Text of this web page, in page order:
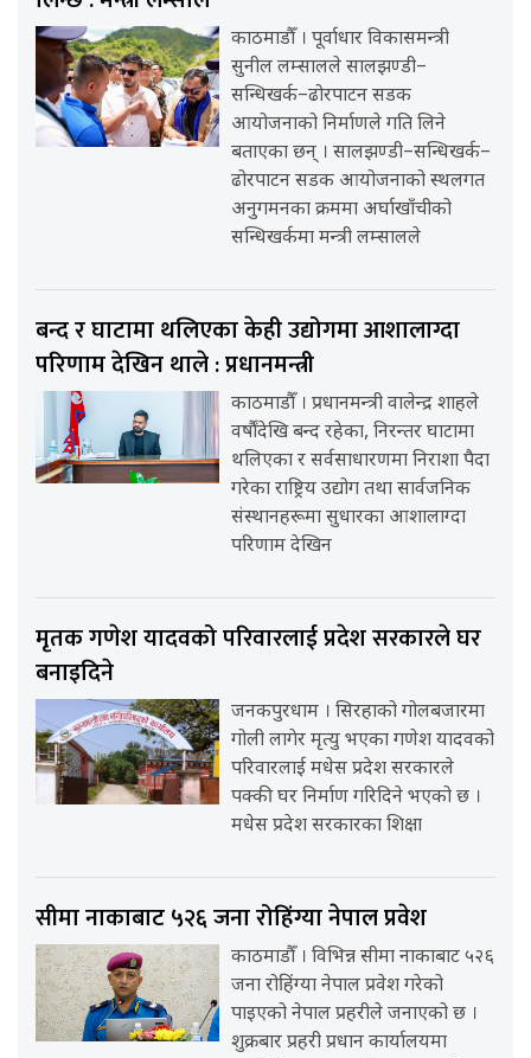
काठमाडौँ । पूर्वाधार विकासमन्त्री
सुनील लम्सालले सालझण्डी–
सन्धिखर्क–ढोरपाटन सडक
आयोजनाको निर्माणले गति लिने
बताएका छन् । सालझण्डी–सन्धिखर्क–
ढोरपाटन सडक आयोजनाको स्थलगत
अनुगमनका क्रममा अर्घाखाँचीको
सन्धिखर्कमा मन्त्री लम्सालले
बन्द र घाटामा थलिएका केही उद्योगमा आशालाग्दा
परिणाम देखिन थाले : प्रधानमन्त्री
काठमाडौँ । प्रधानमन्त्री वालेन्द्र शाहले
वर्षौंदेखि बन्द रहेका, निरन्तर घाटामा
थलिएका र सर्वसाधारणमा निराशा पैदा
गरेका राष्ट्रिय उद्योग तथा सार्वजनिक
संस्थानहरूमा सुधारका आशालाग्दा
परिणाम देखिन
मृतक गणेश यादवको परिवारलाई प्रदेश सरकारले घर
बनाइदिने
जनकपुरधाम । सिरहाको गोलबजारमा
गोली लागेर मृत्यु भएका गणेश यादवको
परिवारलाई मधेस प्रदेश सरकारले
पक्की घर निर्माण गरिदिने भएको छ ।
मधेस प्रदेश सरकारका शिक्षा
सीमा नाकाबाट ५२६ जना रोहिंग्या नेपाल प्रवेश
काठमाडौँ । विभिन्न सीमा नाकाबाट ५२६
जना रोहिंग्या नेपाल प्रवेश गरेको
पाइएको नेपाल प्रहरीले जनाएको छ ।
शुक्रबार प्रहरी प्रधान कार्यालयमा